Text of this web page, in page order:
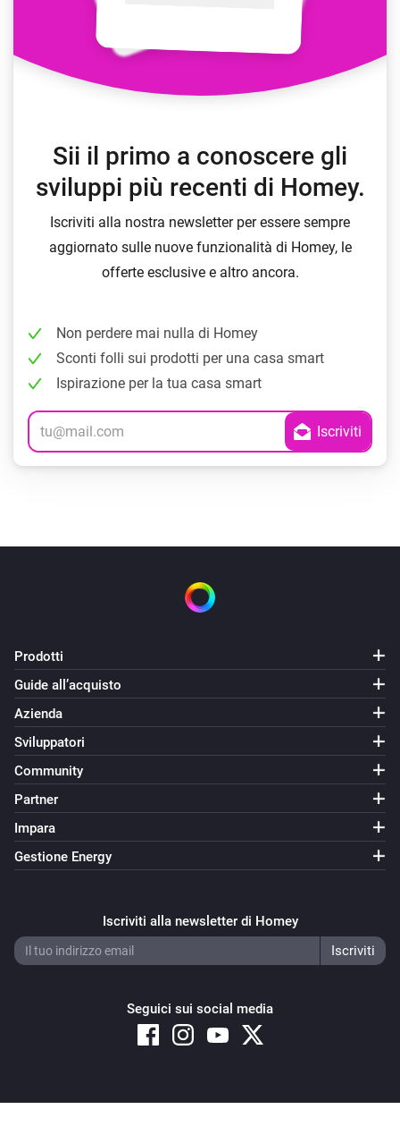
Sii il primo a conoscere gli
sviluppi più recenti di Homey.
Iscriviti alla nostra newsletter per essere sempre
aggiornato sulle nuove funzionalità di Homey, le
offerte esclusive e altro ancora.
Non perdere mai nulla di Homey
Sconti folli sui prodotti per una casa smart
Ispirazione per la tua casa smart
Prodotti
Guide all’acquisto
Azienda
Sviluppatori
Community
Partner
Impara
Gestione Energy
Iscriviti alla newsletter di Homey
Seguici sui social media